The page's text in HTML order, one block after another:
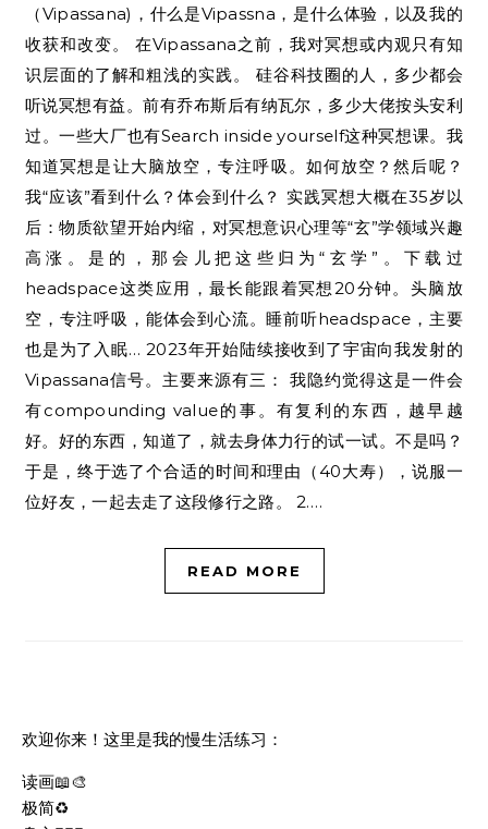
（Vipassana)，什么是Vipassna，是什么体验，以及我的
收获和改变。 在Vipassana之前，我对冥想或内观只有知
识层面的了解和粗浅的实践。 硅谷科技圈的人，多少都会
听说冥想有益。前有乔布斯后有纳瓦尔，多少大佬按头安利
过。一些大厂也有Search inside yourself这种冥想课。我
知道冥想是让大脑放空，专注呼吸。如何放空？然后呢？
我“应该”看到什么？体会到什么？ 实践冥想大概在35岁以
后：物质欲望开始内缩，对冥想意识心理等“玄”学领域兴趣
高涨。是的，那会儿把这些归为“玄学”。下载过
headspace这类应用，最长能跟着冥想20分钟。头脑放
空，专注呼吸，能体会到心流。睡前听headspace，主要
也是为了入眠… 2023年开始陆续接收到了宇宙向我发射的
Vipassana信号。主要来源有三： 我隐约觉得这是一件会
有compounding value的事。有复利的东西，越早越
好。好的东西，知道了，就去身体力行的试一试。不是吗？
于是，终于选了个合适的时间和理由（40大寿），说服一
位好友，一起去走了这段修行之路。 2.…
READ MORE
欢迎你来！这里是我的慢生活练习：
读画📖🎨
极简♻️